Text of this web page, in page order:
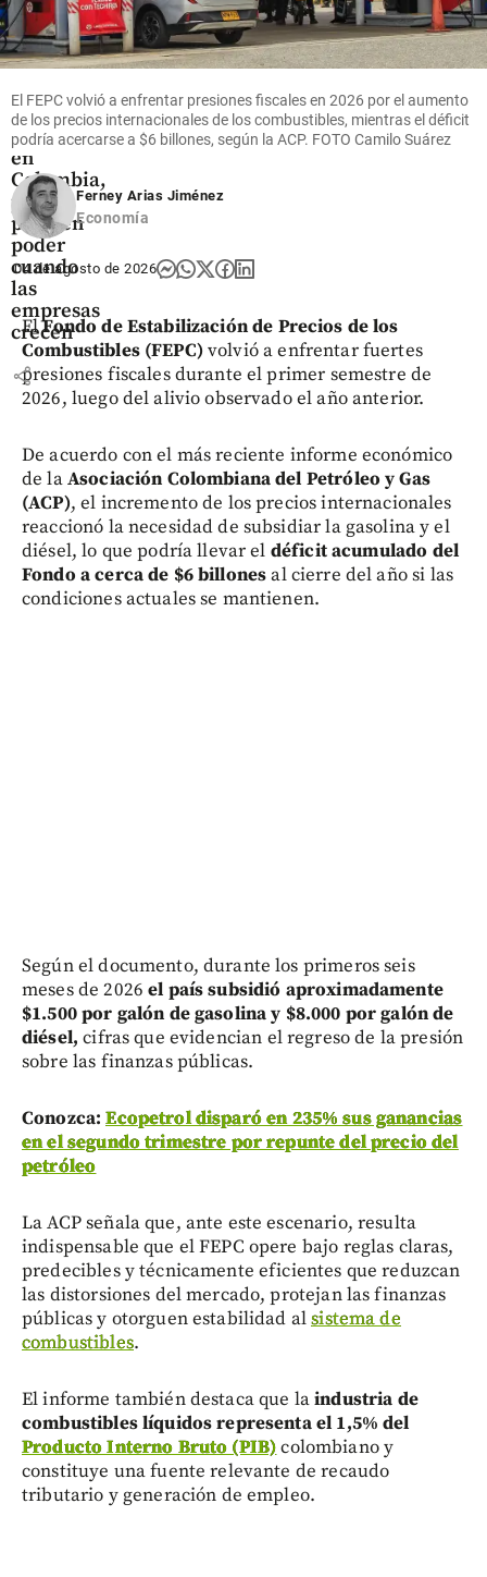
Economía
Mujeres
lideran el
55% de
las
MiPymes
en
Colombia,
pero
pierden
poder
cuando
las
empresas
crecen
share
El FEPC volvió a enfrentar presiones fiscales en 2026 por el aumento
de los precios internacionales de los combustibles, mientras el déficit
podría acercarse a $6 billones, según la ACP. FOTO Camilo Suárez
Ferney Arias Jiménez
Economía
04 de agosto de 2026
ElFondo de Estabilización de Precios de los
Combustibles (FEPC)volvió a enfrentar fuertes
presiones fiscales durante el primer semestre de
2026, luego del alivio observado el año anterior.
De acuerdo con el más reciente informe económico
de laAsociación Colombiana del Petróleo y Gas
(ACP), el incremento de los precios internacionales
reaccionó la necesidad de subsidiar la gasolina y el
diésel, lo que podría llevar el déficit acumulado del
Fondo a cerca de $6 billonesal cierre del año si las
condiciones actuales se mantienen.
Según el documento, durante los primeros seis
meses de 2026 el país subsidió aproximadamente
$1.500 por galón de gasolina y $8.000 por galón de
diésel, cifras que evidencian el regreso de la presión
sobre las finanzas públicas.
Conozca:Ecopetrol disparó en 235% sus ganancias
en el segundo trimestre por repunte del precio del
petróleo
La ACP señala que, ante este escenario, resulta
indispensable que el FEPC opere bajo reglas claras,
predecibles y técnicamente eficientes que reduzcan
las distorsiones del mercado, protejan las finanzas
públicas y otorguen estabilidad alsistema de
combustibles.
El informe también destaca que laindustria de
combustibles líquidos representa el 1,5% del
Producto Interno Bruto (PIB)colombiano y
constituye una fuente relevante de recaudo
tributario y generación de empleo.